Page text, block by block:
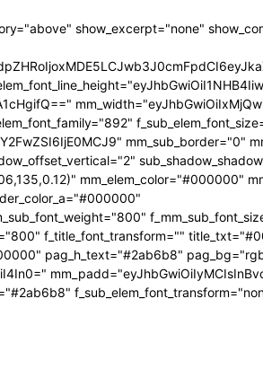
show_excerpt="none"
mm_elem_color="#000000"
f_title_font_transform=""
pag_h_text="#2ab6b8"